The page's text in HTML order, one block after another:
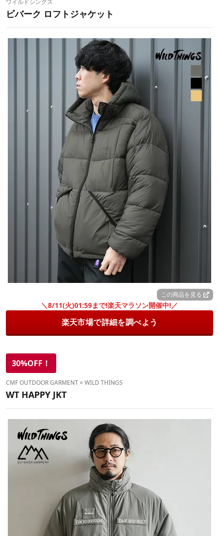
ビバーク ロフトジャケット
この商品を見る
＼8/11(火)01:59まで!楽天マラソン開催中!／
楽天市場で詳細を調べよう
30%OFF！
CMF OUTDOOR GARMENT × WILD THINGS
WT HAPPY JKT